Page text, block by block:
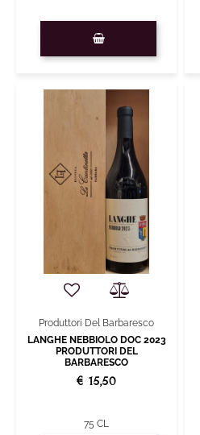
Produttori Del Barbaresco
LANGHE NEBBIOLO DOC 2023
PRODUTTORI DEL
BARBARESCO
€ 15,50
75 CL